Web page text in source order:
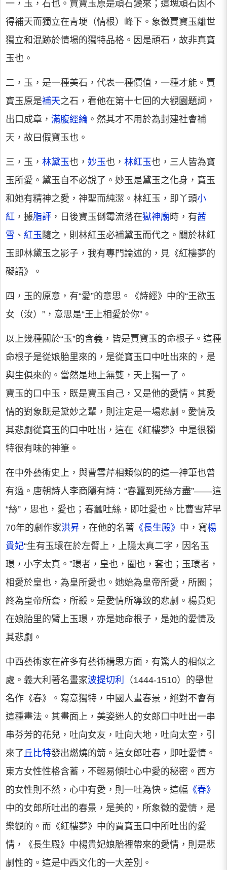
一，玉，石也。賈寶玉原是頑石變來；這塊頑石因不
得補天而獨立在青埂（情根）峰下。象徵賈寶玉離世
獨立和混跡於情場的獨特品格。因是頑石，故非真寶
玉也。
二，玉，是一種美石，代表一種價值，一種才能。賈
寶玉原是補天之石，看他在第十七回的大觀園題詞，
出口成章， 滿腹經綸 。然其才不用於為封建社會補
天，故曰假寶玉也。
三，玉， 林黛玉也， 妙玉也， 林紅玉也，三人皆為寶
玉所愛。黛玉自不必說了。妙玉是黛玉之化身，寶玉
和她有精神之愛，神聖而純潔。林紅玉，即丫頭小
紅 ，據脂評 ，日後寶玉倒霉流落在獄神廟時，有茜
雪 、 紅玉 隨之，則林紅玉必補黛玉而代之。關於林紅
玉即林黛玉之影子，我有專門論述的，見《紅樓夢的
礙語》。
四，玉的原意，有“愛”的意思。《詩經》中的“王欲玉
女（汝）”，意思是“王上相愛於你”。
以上幾種關於“玉”的含義，皆是賈寶玉的命根子。這種
命根子是從娘胎里來的，是從寶玉口中吐出來的，是
與生俱來的。當然是地上無雙，天上獨一了。
寶玉的口中玉，既是寶玉自己，又是他的愛情。其愛
情的對象既是黛妙之輩，則注定是一場悲劇。愛情及
其悲劇從寶玉的口中吐出，這在《紅樓夢》中是很獨
特很有味的神筆。
在中外藝術史上，與曹雪芹相類似的的這一神筆也曾
有過。唐朝詩人李商隱有詩：“春蠶到死絲方盡”——這
“絲”，思也，愛也；春蠶吐絲，即吐愛也。比曹雪芹早
70年的劇作家洪昇 ，在他的名著 《長生殿》 中，寫楊
貴妃“生有玉環在於左臂上，上隱太真二字，因名玉
環，小字太真。”環者，皇也，圈也，套也；玉環者，
相愛於皇也，為皇所愛也。她始為皇帝所愛，所圈；
終為皇帝所套，所殺。是愛情所導致的悲劇。楊貴妃
在娘胎里的臂上玉環，亦是她命根子，是她的愛情及
其悲劇。
中西藝術家在許多有藝術構思方面，有驚人的相似之
處。義大利著名畫家波提切利
（1444-1510）的舉世
名作《春》。寫意獨特，中國人畫春景，絕對不會有
這種畫法。其畫面上，美姿迷人的女郎口中吐出一串
串芬芳的花兒，吐向女友，吐向大地，吐向太空，引
來了丘比特發出燃燒的箭。這女郎吐春，即吐愛情。
東方女性性格含蓄，不輕易傾吐心中愛的秘密。西方
的女性則不然，心中有愛，則一吐為快。這幅 《春》
中的女郎所吐出的春景，是美的，所象徵的愛情，是
樂觀的。而《紅樓夢》中的賈寶玉口中所吐出的愛
情，《長生殿》中楊貴妃娘胎裡帶來的愛情，則是悲
劇性的。這是中西文化的一大差別。